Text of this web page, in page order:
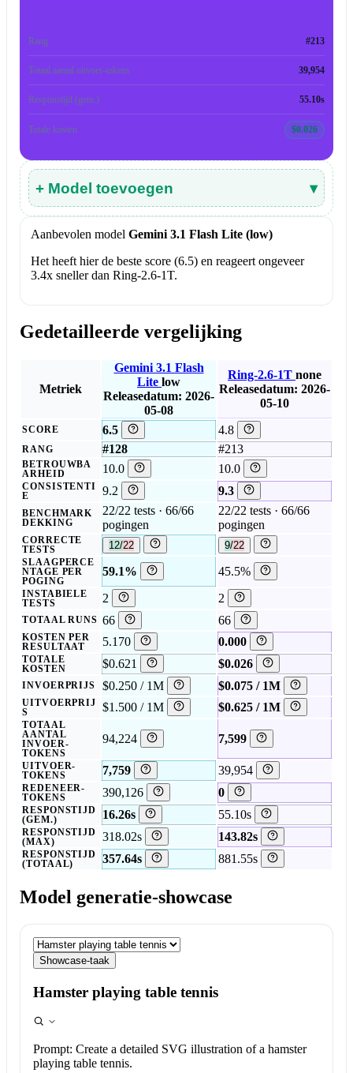
Rang #213
Totaal aantal uitvoer-tokens 39,954
Responstijd (gem.) 55.10s
Totale kosten $0.026
+ Model toevoegen ▾
Aanbevolen model Gemini 3.1 Flash Lite (low)
Het heeft hier de beste score (6.5) en reageert ongeveer
3.4x sneller dan Ring-2.6-1T.
Gedetailleerde vergelijking
Metriek
Gemini 3.1 Flash
Lite low
Releasedatum: 2026-
05-08
Ring-2.6-1T none
Releasedatum: 2026-
05-10
SCORE 6.5 4.8
RANG #128 #213
BETROUWBA
ARHEID
10.0 10.0
CONSISTENTI
E
9.2 9.3
BENCHMARK
DEKKING
22/22 tests · 66/66
pogingen
22/22 tests · 66/66
pogingen
CORRECTE
TESTS
12/22 9/22
SLAAGPERCE
NTAGE PER
POGING
59.1% 45.5%
INSTABIELE
TESTS
2 2
TOTAAL RUNS 66 66
KOSTEN PER
RESULTAAT
5.170 0.000
TOTALE
KOSTEN
$0.621 $0.026
INVOERPRIJS $0.250 / 1M $0.075 / 1M
UITVOERPRIJ
S
$1.500 / 1M $0.625 / 1M
TOTAAL
AANTAL
INVOER-
TOKENS
94,224 7,599
UITVOER-
TOKENS
7,759 39,954
REDENEER-
TOKENS
390,126 0
RESPONSTIJD
(GEM.)
16.26s 55.10s
RESPONSTIJD
(MAX)
318.02s 143.82s
RESPONSTIJD
(TOTAAL)
357.64s 881.55s
Model generatie-showcase
Showcase-taak
Hamster playing table tennis
Prompt: Create a detailed SVG illustration of a hamster
playing table tennis.